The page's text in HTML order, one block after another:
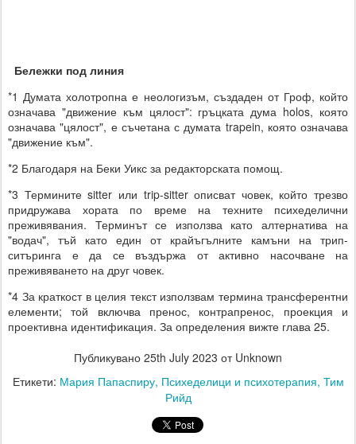
Бележки под линия
*1 Думата холотропна е неологизъм, създаден от Гроф, който
означава "движение към цялост": гръцката дума holos, която
означава "цялост", е съчетана с думата trapein, която означава
"движение към".
*2 Благодаря на Беки Уикс за редакторската помощ.
*3 Термините sitter или trip-sitter описват човек, който трезво
придружава хората по време на техните психеделични
преживявания. Терминът се използва като алтернатива на
"водач", тъй като един от крайъгълните камъни на трип-
ситъринга е да се въздържа от активно насочване на
преживяването на друг човек.
*4 За краткост в целия текст използвам термина трансферентни
елементи; той включва пренос, контрапренос, проекция и
проективна идентификация. За определения вижте глава 25.
Публикувано 25th July 2023 от Unknown
Етикети: Мария Папаспиру Психеделици и психотерапия Тим
Рийд